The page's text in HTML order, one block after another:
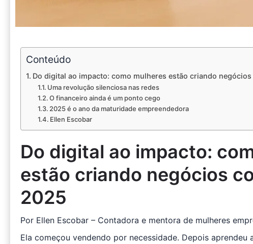
Conteúdo
Do digital ao impacto: como mulheres estão criando
Uma revolução silenciosa nas redes
O financeiro ainda é um ponto cego
2025 é o ano da maturidade empreendedora
Ellen Escobar
Do digital ao impacto:
estão criando negócios
2025
Por Ellen Escobar – Contadora e mentora de mulheres
Ela começou vendendo por necessidade. Depois